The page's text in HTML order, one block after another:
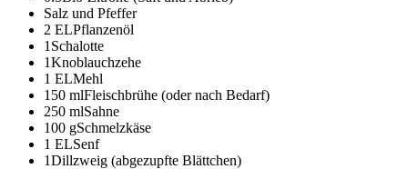
Salz und Pfeffer
2 ELPflanzenöl
1Schalotte
1Knoblauchzehe
1 ELMehl
150 mlFleischbrühe (oder nach Bedarf)
250 mlSahne
100 gSchmelzkäse
1 ELSenf
1Dillzweig (abgezupfte Blättchen)